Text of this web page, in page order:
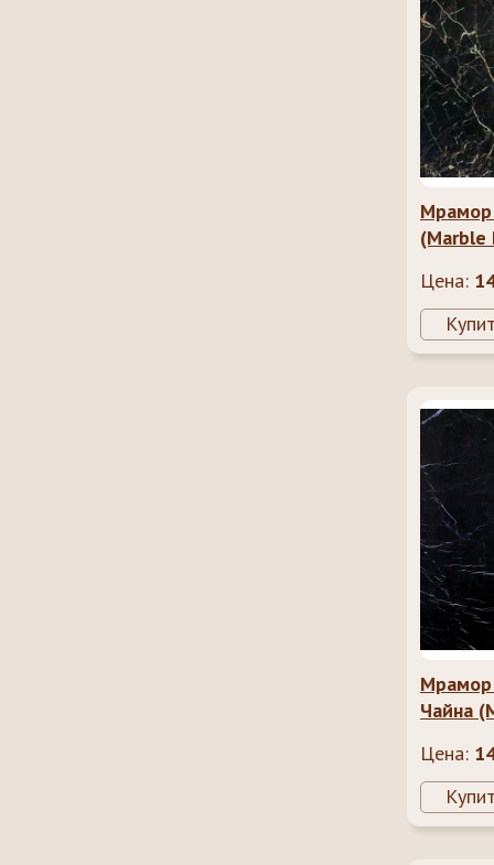
Мрамор
(Marble
Цена:
Чайна
Цена: